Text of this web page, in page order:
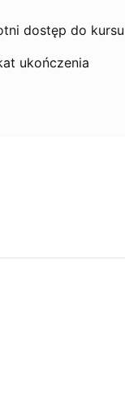
dostęp do kursu
ukończenia